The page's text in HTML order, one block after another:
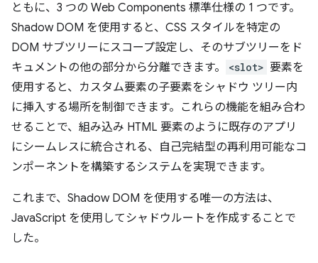
ともに、3 つの Web Components 標準仕様の 1 つです。
Shadow DOM を使用すると、CSS スタイルを特定の
DOM サブツリーにスコープ設定し、そのサブツリーをド
キュメントの他の部分から分離できます。
<slot> 要素を
使用すると、カスタム要素の子要素をシャドウ ツリー内
に挿入する場所を制御できます。これらの機能を組み合わ
せることで、組み込み HTML 要素のように既存のアプリ
にシームレスに統合される、自己完結型の再利用可能なコ
ンポーネントを構築するシステムを実現できます。
これまで、Shadow DOM を使用する唯一の方法は、
JavaScript を使用してシャドウルートを作成することで
した。